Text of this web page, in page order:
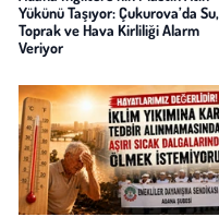
Yükünü Taşıyor: Çukurova’da Su,
Toprak ve Hava Kirliliği Alarm
Veriyor